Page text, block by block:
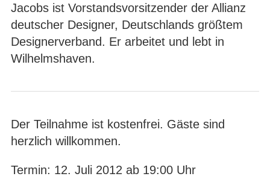
Jacobs ist Vorstandsvorsitzender der Allianz
deutscher Designer, Deutschlands größtem
Designerverband. Er arbeitet und lebt in
Wilhelmshaven.
Der Teilnahme ist kostenfrei. Gäste sind
herzlich willkommen.
Termin: 12. Juli 2012 ab 19:00 Uhr